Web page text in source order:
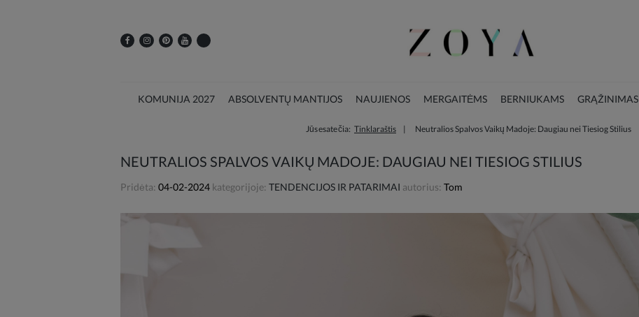
KOMUNIJA 2027 ABSOLVENTŲ MANTIJOS NAUJIENOS MERGAITĖMS BERNIUKAMS GRĄŽINIMAS
Jūs esate čia: Tinklaraštis Neutralios Spalvos Vaikų Madoje: Daugiau nei Tiesiog Stilius
NEUTRALIOS SPALVOS VAIKŲ MADOJE: DAUGIAU NEI TIESIOG STILIUS
Pridėta: 04-02-2024 kategorijoje: TENDENCIJOS IR PATARIMAI autorius: Tom